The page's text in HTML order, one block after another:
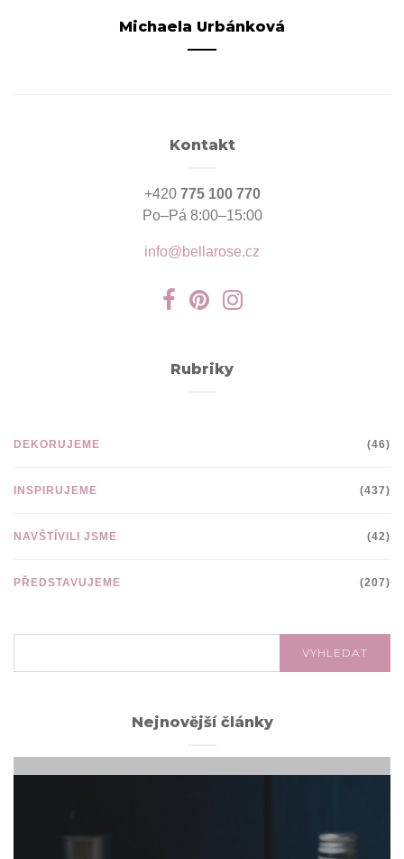
Michaela Urbánková
Kontakt
+420 775 100 770
Po–Pá 8:00–15:00
info@bellarose.cz
Rubriky
DEKORUJEME (46)
INSPIRUJEME (437)
NAVŠTÍVILI JSME (42)
PŘEDSTAVUJEME (207)
VYHLEDAT
Nejnovější články